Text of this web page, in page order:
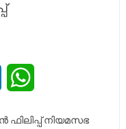
LinkedIn
ഫിലിപ്പ് നിയമസഭ